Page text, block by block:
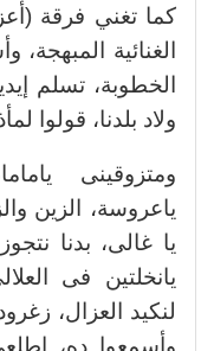
كما تغني فرقة
الغنائية المبهجة،
الخطوبة، تسلم
ولاد بلدنا، قولوا
ومتزوقينى
ياعروسة، الزين
يا غالى، بدنا
يانخلتين فى
لنكيد العزال،